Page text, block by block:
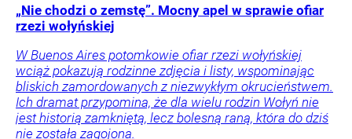
„Nie chodzi o zemstę”. Mocny apel w sprawie ofiar
rzezi wołyńskiej
W Buenos Aires potomkowie ofiar rzezi wołyńskiej
wciąż pokazują rodzinne zdjęcia i listy, wspominając
bliskich zamordowanych z niezwykłym okrucieństwem.
Ich dramat przypomina, że dla wielu rodzin Wołyń nie
jest historią zamkniętą, lecz bolesną raną, która do dziś
nie została zagojona.